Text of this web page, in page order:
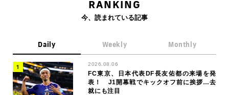
RANKING
今、読まれている記事
Daily Weekly Monthly
2026.08.06
FC東京、日本代表DF長友佑都の来場を発
表！ J1開幕戦でキックオフ前に挨拶…去
就にも注目